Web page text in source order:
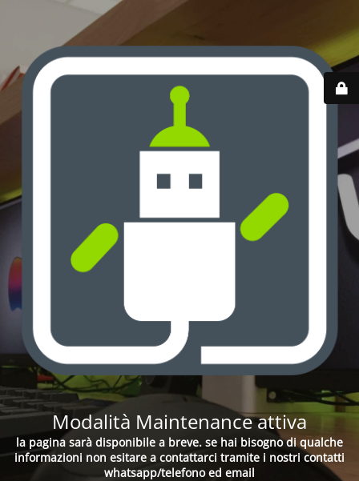
Modalità Maintenance attiva
la pagina sarà disponibile a breve. se hai bisogno di qualche
informazioni non esitare a contattarci tramite i nostri contatti
whatsapp/telefono ed email